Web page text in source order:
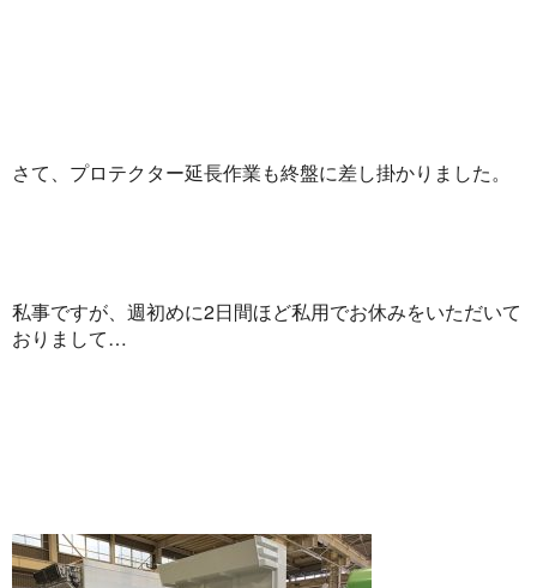
さて、プロテクター延長作業も終盤に差し掛かりました。
私事ですが、週初めに2日間ほど私用でお休みをいただいて
おりまして…